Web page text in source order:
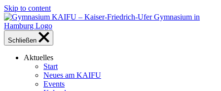
Skip to content
Schließen
Aktuelles
Start
Neues am KAIFU
Events